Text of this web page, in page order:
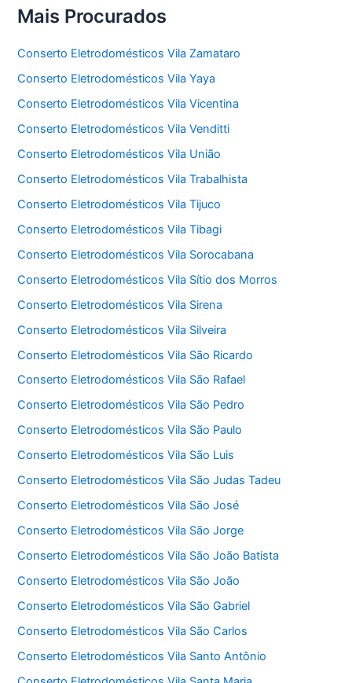
Mais Procurados
Conserto Eletrodomésticos Vila Zamataro
Conserto Eletrodomésticos Vila Yaya
Conserto Eletrodomésticos Vila Vicentina
Conserto Eletrodomésticos Vila Venditti
Conserto Eletrodomésticos Vila União
Conserto Eletrodomésticos Vila Trabalhista
Conserto Eletrodomésticos Vila Tijuco
Conserto Eletrodomésticos Vila Tibagi
Conserto Eletrodomésticos Vila Sorocabana
Conserto Eletrodomésticos Vila Sítio dos Morros
Conserto Eletrodomésticos Vila Sirena
Conserto Eletrodomésticos Vila Silveira
Conserto Eletrodomésticos Vila São Ricardo
Conserto Eletrodomésticos Vila São Rafael
Conserto Eletrodomésticos Vila São Pedro
Conserto Eletrodomésticos Vila São Paulo
Conserto Eletrodomésticos Vila São Luis
Conserto Eletrodomésticos Vila São Judas Tadeu
Conserto Eletrodomésticos Vila São José
Conserto Eletrodomésticos Vila São Jorge
Conserto Eletrodomésticos Vila São João Batista
Conserto Eletrodomésticos Vila São João
Conserto Eletrodomésticos Vila São Gabriel
Conserto Eletrodomésticos Vila São Carlos
Conserto Eletrodomésticos Vila Santo Antônio